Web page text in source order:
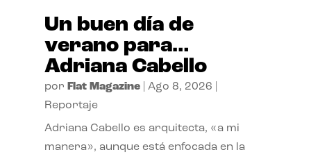
Un buen día de
verano para…
Adriana Cabello
por Flat Magazine| Ago 8, 2026
Reportaje
Adriana Cabello es arquitecta, «a mi
manera», aunque está enfocada en la